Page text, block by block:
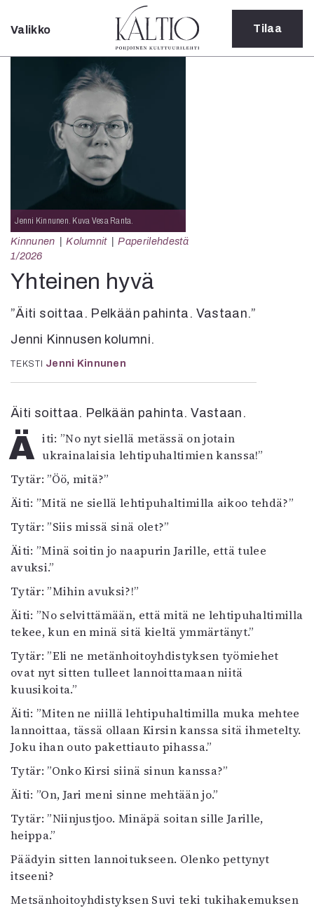
Sulje
Verkkoartikkeli
Pääkirjoitus
Paperilehdestä
Oulu2026
Musiikki
Levyt
Kirjat
In English
Lehdet
4/2026
2–3/2026
1/2026
5/2025 saame
5/2025
Lehtiarkisto
Tilaus ja irtonumerot
Yhteistyössä
Toimitus
Mediatiedot
Kaltio ry
Valikko Tilaa
Jenni Kinnunen. Kuva Vesa Ranta.
Kinnunen Kolumnit
Paperilehdestä
1/2026
Yhteinen hyvä
”Äiti soittaa. Pelkään pahinta. Vastaan.”
Jenni Kinnusen kolumni.
TEKSTI Jenni Kinnunen
Äiti soittaa. Pelkään pahinta. Vastaan.
Äiti: ”No nyt siellä metässä on jotain ukrainalaisia lehtipuhaltimien kanssa!”
Tytär: ”Öö, mitä?”
Äiti: ”Mitä ne siellä lehtipuhaltimilla aikoo tehdä?”
Tytär: ”Siis missä sinä olet?”
Äiti: ”Minä soitin jo naapurin Jarille, että tulee
avuksi.”
Tytär: ”Mihin avuksi?!”
Äiti: ”No selvittämään, että mitä ne lehtipuhaltimilla
tekee, kun en minä sitä kieltä ymmärtänyt.”
Tytär: ”Eli ne metänhoitoyhdistyksen työmiehet
ovat nyt sitten tulleet lannoittamaan niitä
kuusikoita.”
Äiti: ”Miten ne niillä lehtipuhaltimilla muka mehtee
lannoittaa, tässä ollaan Kirsin kanssa sitä ihmetelty.
Joku ihan outo pakettiauto pihassa.”
Tytär: ”Onko Kirsi siinä sinun kanssa?”
Äiti: ”On, Jari meni sinne mehtään jo.”
Tytär: ”Niinjustjoo. Minäpä soitan sille Jarille,
heippa.”
Päädyin sitten lannoitukseen. Olenko pettynyt
itseeni?
Metsänhoitoyhdistyksen Suvi teki tukihakemuksen